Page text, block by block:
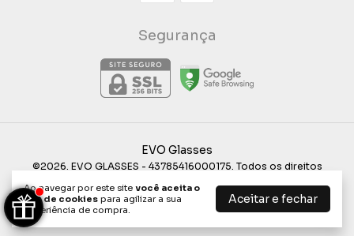
Ao navegar por este site você aceita o
uso de cookies para agilizar a sua
experiência de compra.
Aceitar e fechar
Segurança
EVO Glasses
©2026. EVO GLASSES - 43785416000175. Todos os direitos